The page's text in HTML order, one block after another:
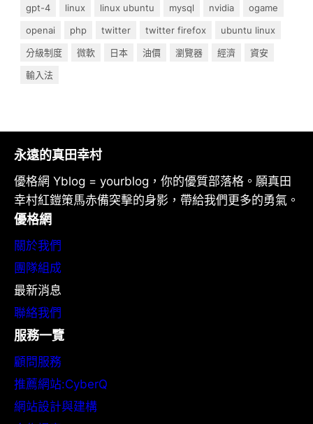
gpt-4
linux linux ubuntu mysql nvidia
ogame
openai
php twitter twitter firefox
ubuntu linux
分級制度
微軟 日本 油價 瀏覽器 經濟
資安
輸入法
永遠的真田幸村
優格網 Yblog = yourblog，你的優質部落格。願真田
幸村紅鎧策馬赤備突擊的身影，帶給我們更多的勇氣。
優格網
關於我們
團隊組成
最新消息
聯絡我們
服務一覽
顧問服務
推薦網站:CyberQ
網站設計與建構